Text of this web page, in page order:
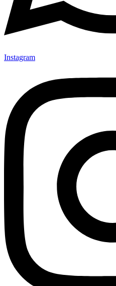
Instagram